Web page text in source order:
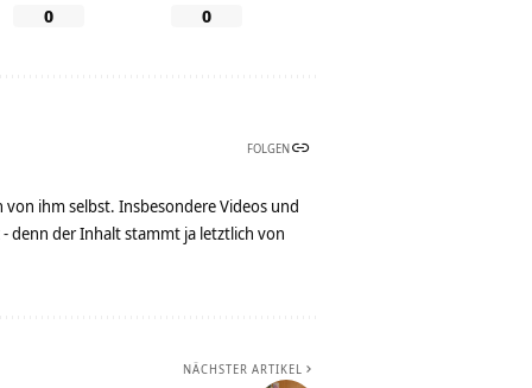
0 0
FOLGEN
ihm selbst. Insbesondere Videos und
denn der Inhalt stammt ja letztlich von
NÄCHSTER ARTIKEL